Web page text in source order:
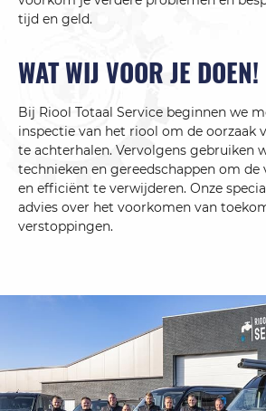
tijd en geld.
WAT WIJ VOOR JE DOEN!
Bij Riool Totaal Service beginnen we
inspectie van het riool om de oorzaak
te achterhalen. Vervolgens gebruiken
technieken en gereedschappen om
en efficiënt te verwijderen. Onze
advies over het voorkomen van
verstoppingen.